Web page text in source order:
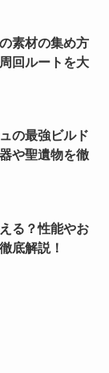
素材の集め方
回ルートを大
の最強ビルド
や聖遺物を徹
る？性能やお
底解説！